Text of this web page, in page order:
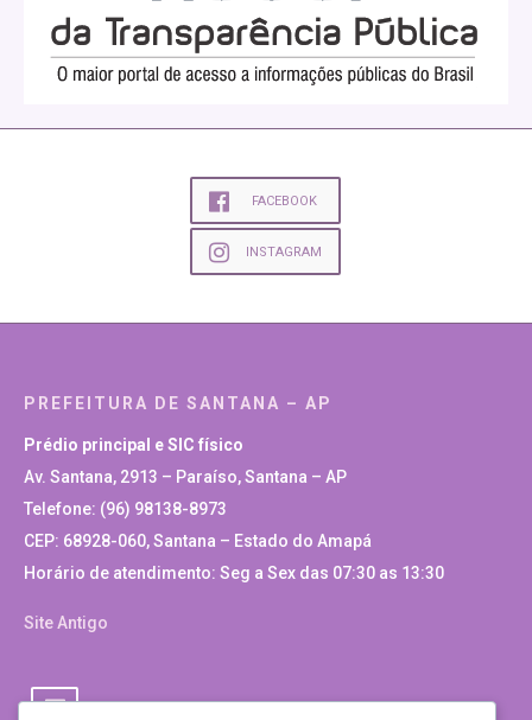
FACEBOOK
INSTAGRAM
PREFEITURA DE SANTANA – AP
Prédio principal e SIC físico
Av. Santana, 2913 – Paraíso, Santana – AP
Telefone: (96) 98138-8973
CEP: 68928-060, Santana – Estado do Amapá
Horário de atendimento: Seg a Sex das 07:30 as 13:30
Site Antigo